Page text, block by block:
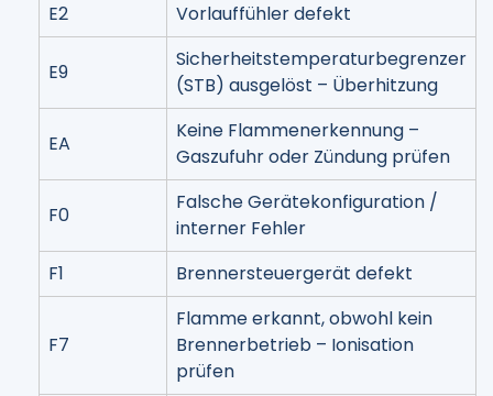
E2
Vorlauffühler defekt
E9
Sicherheitstemperaturbegrenzer
(STB) ausgelöst – Überhitzung
EA
Keine Flammenerkennung –
Gaszufuhr oder Zündung prüfen
F0
Falsche Gerätekonfiguration /
interner Fehler
F1
Brennersteuergerät defekt
F7
Flamme erkannt, obwohl kein
Brennerbetrieb – Ionisation
prüfen